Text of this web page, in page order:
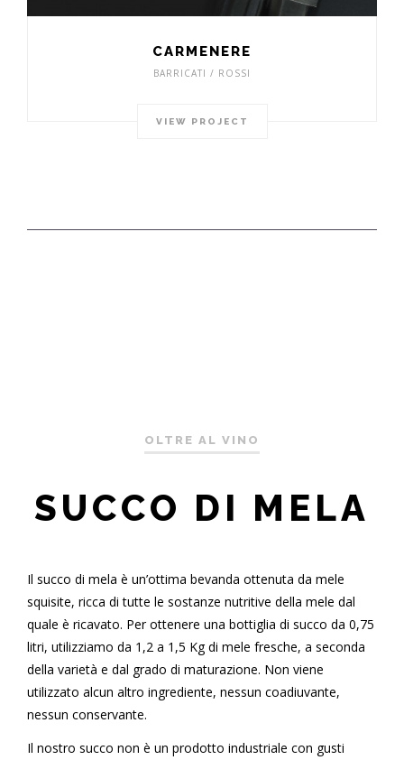
CARMENERE
BARRICATI / ROSSI
VIEW PROJECT
OLTRE AL VINO
SUCCO DI MELA
Il succo di mela è un’ottima bevanda ottenuta da mele
squisite, ricca di tutte le sostanze nutritive della mele dal
quale è ricavato. Per ottenere una bottiglia di succo da 0,75
litri, utilizziamo da 1,2 a 1,5 Kg di mele fresche, a seconda
della varietà e dal grado di maturazione. Non viene
utilizzato alcun altro ingrediente, nessun coadiuvante,
nessun conservante.
Il nostro succo non è un prodotto industriale con gusti